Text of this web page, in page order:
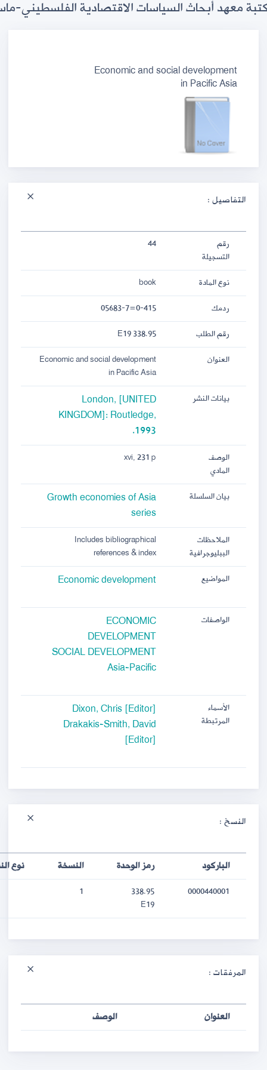
معهد أبحاث السياسات الاقتصادية الفلسطيني-
Economic and social development
in Pacific Asia
التفاصيل :
رقم
التسجيلة
44
نوع المادة
book
ردمك
0-415=05683-7
رقم الطلب
338.95 E19
العنوان
Economic and social development
in Pacific Asia
بيانات النشر
London, [UNITED
KINGDOM]: Routledge,
1993.
الوصف
المادي
xvi, 231 p
بيان السلسلة
Growth economies of Asia
series
الملاحظات
الببليوجرافية
Includes bibliographical
references & index
المواضيع
Economic development
الواصفات
ECONOMIC
DEVELOPMENT
SOCIAL DEVELOPMENT
Asia-Pacific
الأسماء
المرتبطة
Dixon, Chris [Editor]
Drakakis-Smith, David
[Editor]
النسخ :
الباركود رمز الوحدة النسخة نوع
0000440001
338.95
E19
1
المرفقات :
العنوان الوصف